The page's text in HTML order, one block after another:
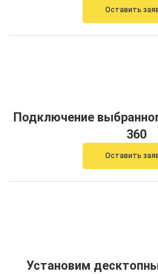
Оставить
Подключение
360
Оставить
Установим